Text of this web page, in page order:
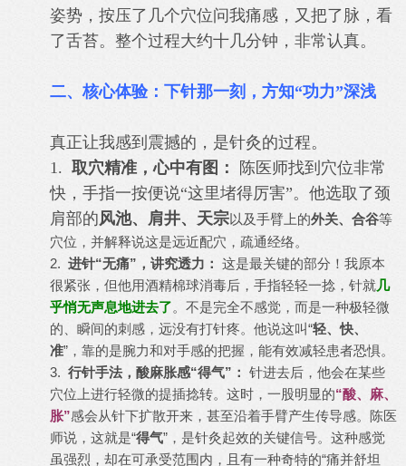
姿势，按压了几个穴位问我痛感，又把了脉，看
了舌苔。整个过程大约十几分钟，非常认真。
二、核心体验：下针那一刻，方知“功力”深浅
真正让我感到震撼的，是针灸的过程。
1. 取穴精准，心中有图：
陈医师找到穴位非常
快，手指一按便说“这里堵得厉害”。他选取了颈
肩部的风池、肩井、天宗以及手臂上的外关、合谷等
穴位，并解释说这是远近配穴，疏通经络。
2. 进针“无痛”，讲究透力： 这是最关键的部分！我原本
很紧张，但他用酒精棉球消毒后，手指轻轻一捻，针就几
乎悄无声息地进去了。不是完全不感觉，而是一种极轻微
的、瞬间的刺感，远没有打针疼。他说这叫“轻、快、
准”，靠的是腕力和对手感的把握，能有效减轻患者恐惧。
3. 行针手法，酸麻胀感“得气”： 针进去后，他会在某些
穴位上进行轻微的提插捻转。这时，一股明显的“酸、麻、
胀”感会从针下扩散开来，甚至沿着手臂产生传导感。陈医
师说，这就是“得气”，是针灸起效的关键信号。这种感觉
虽强烈，却在可承受范围内，且有一种奇特的“痛并舒坦